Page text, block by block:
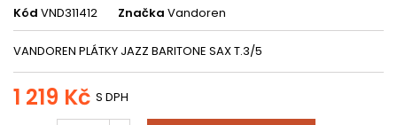
Kód VND311412 Značka Vandoren
VANDOREN PLÁTKY JAZZ BARITONE SAX T.3/5
1 219 Kč S DPH